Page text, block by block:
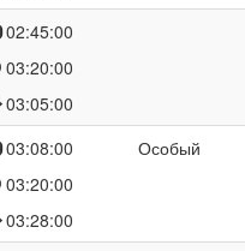
02:45:00
03:20:00
03:05:00
03:08:00
03:20:00
03:28:00
Особый